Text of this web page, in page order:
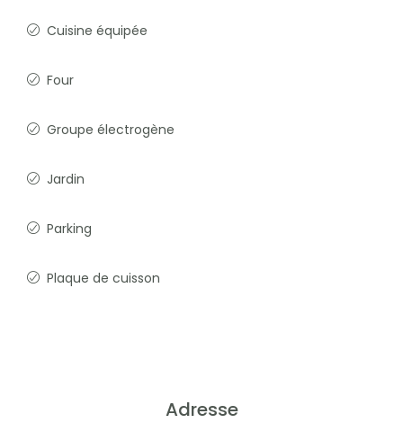
Cuisine équipée
Four
Groupe électrogène
Jardin
Parking
Plaque de cuisson
Adresse